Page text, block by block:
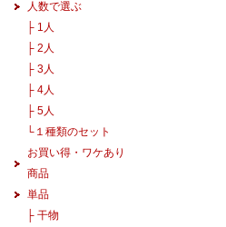
人数で選ぶ
├ 1人
├ 2人
├ 3人
├ 4人
├ 5人
└ １種類のセット
お買い得・ワケあり
商品
単品
├ 干物